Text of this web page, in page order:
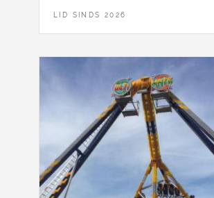
LID SINDS 2026